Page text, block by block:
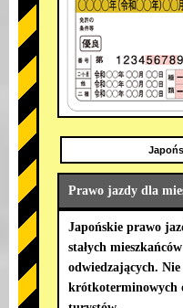
Prawo jazdy dla
Japońskie prawo
stałych
odwiedzających.
krótkoterminowych